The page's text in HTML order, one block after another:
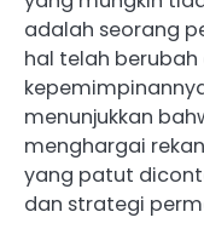
adalah seorang
hal telah
menunjukkan
menghargai
yang patut
dan strategi